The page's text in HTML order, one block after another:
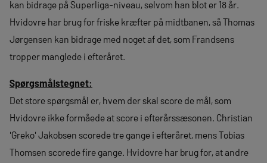
kan bidrage på Superliga-niveau, selvom han blot er 18 år.
Hvidovre har brug for friske kræfter på midtbanen, så Thomas
Jørgensen kan bidrage med noget af det, som Frandsens
tropper manglede i efteråret.
Spørgsmålstegnet:
Det store spørgsmål er, hvem der skal score de mål, som
Hvidovre ikke formåede at score i efterårssæsonen. Christian
'Greko' Jakobsen scorede tre gange i efteråret, mens Tobias
Thomsen scorede fire gange. Hvidovre har brug for, at andre